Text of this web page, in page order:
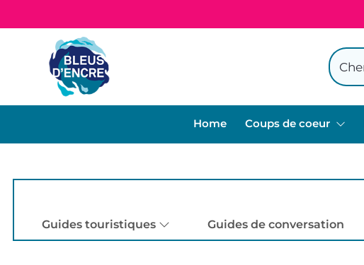
Home Coups de coeur
Guides touristiques
Guides de conversation